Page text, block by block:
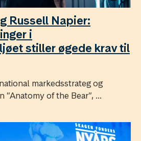
Russell Napier:
i
stiller øgede krav til
markedsstrateg og
of the Bear”, ...